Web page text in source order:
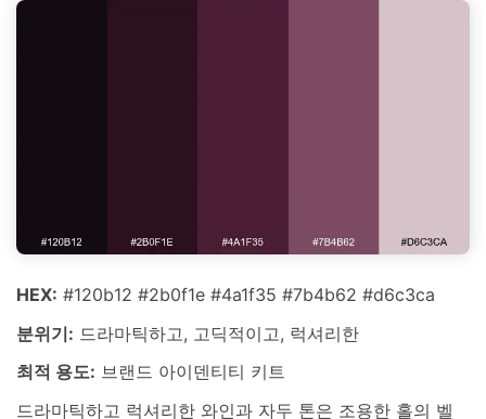
HEX: #120b12 #2b0f1e #4a1f35 #7b4b62 #d6c3ca
분위기: 드라마틱하고, 고딕적이고, 럭셔리한
최적 용도: 브랜드 아이덴티티 키트
드라마틱하고 럭셔리한 와인과 자두 톤은 조용한 홀의 벨